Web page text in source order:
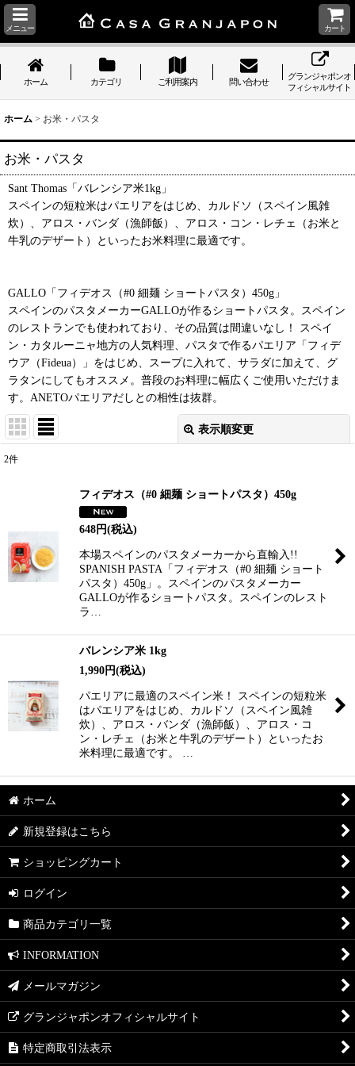
メニュー カート
ホーム カテゴリ ご利用案内 問い合わせ
グランジャポンオ
フィシャルサイト
ホーム > お米・パスタ
お米・パスタ
Sant Thomas「バレンシア米1kg」
スペインの短粒米はパエリアをはじめ、カルドソ（スペイン風雑
炊）、アロス・バンダ（漁師飯）、アロス・コン・レチェ（お米と
牛乳のデザート）といったお米料理に最適です。
GALLO「フィデオス（#0 細麺 ショートパスタ）450g」
スペインのパスタメーカーGALLOが作るショートパスタ。スペイン
のレストランでも使われており、その品質は間違いなし！ スペイ
ン・カタルーニャ地方の人気料理、パスタで作るパエリア「フィデ
ウア（Fideua）」をはじめ、スープに入れて、サラダに加えて、グ
ラタンにしてもオススメ。普段のお料理に幅広くご使用いただけま
す。ANETOパエリアだしとの相性は抜群。
表示順変更
絞り込む
2件
フィデオス（#0 細麺 ショートパスタ）450g
648円(税込)
本場スペインのパスタメーカーから直輸入!!
SPANISH PASTA「フィデオス（#0 細麺 ショート
パスタ）450g」。スペインのパスタメーカー
GALLOが作るショートパスタ。スペインのレスト
ラ…
バレンシア米 1kg
1,990円(税込)
パエリアに最適のスペイン米！ スペインの短粒米
はパエリアをはじめ、カルドソ（スペイン風雑
炊）、アロス・バンダ（漁師飯）、アロス・コ
ン・レチェ（お米と牛乳のデザート）といったお
米料理に最適です。 …
ホーム
新規登録はこちら
ショッピングカート
ログイン
商品カテゴリ一覧
INFORMATION
メールマガジン
グランジャポンオフィシャルサイト
特定商取引法表示